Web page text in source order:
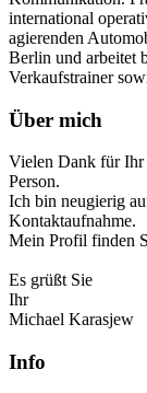
international
agierenden
Berlin und arbeitet
Verkaufstrainer
Über mich
Vielen Dank für Ihr
Person.
Ich bin neugierig
Kontaktaufnahme.
Mein Profil finden
Es grüßt Sie
Ihr
Michael Karasjew
Info